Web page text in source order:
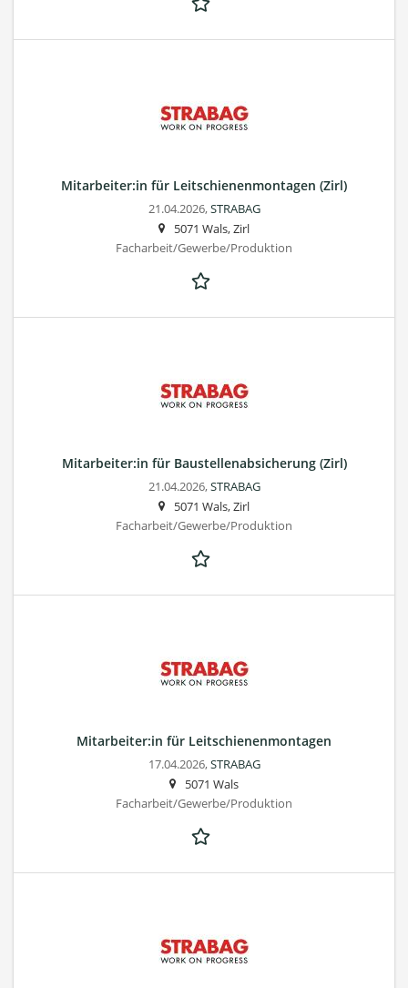
Mitarbeiter:in für Leitschienenmontagen (Zirl)
21.04.2026,STRABAG
5071 Wals, Zirl
Facharbeit/Gewerbe/Produktion
Mitarbeiter:in für Baustellenabsicherung (Zirl)
21.04.2026,STRABAG
5071 Wals, Zirl
Facharbeit/Gewerbe/Produktion
Mitarbeiter:in für Leitschienenmontagen
17.04.2026,STRABAG
5071 Wals
Facharbeit/Gewerbe/Produktion